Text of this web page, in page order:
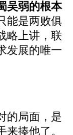
吴弱的根本
能是两败俱
略上讲，联
发展的唯一
的局面，是
揍他了。